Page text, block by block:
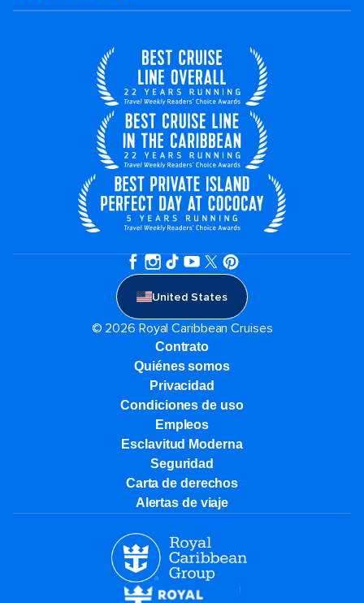
United States
© 2026 Royal Caribbean Cruises
Contrato
Quiénes somos
Privacidad
Condiciones de uso
Empleos
Esclavitud Moderna
Seguridad
Carta de derechos
Alertas de viaje